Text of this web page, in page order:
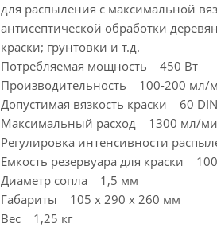
для распыления с максимальной
антисептической обработки
краски; грунтовки и т.д.
Потребляемая мощность 450 Вт
Производительность 100-200 мл/
Допустимая вязкость краски 60
Максимальный расход 1300 мл/
Регулировка интенсивности
Емкость резервуара для краски
Диаметр сопла 1,5 мм
Габариты 105 х 290 х 260 мм
Вес 1,25 кг